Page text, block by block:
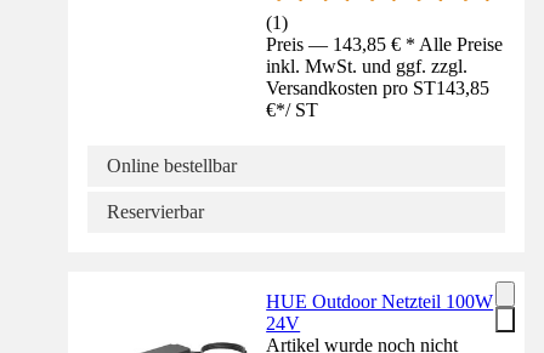
(1)
Preis — 143,85 € * Alle Preise
inkl. MwSt. und ggf. zzgl.
Versandkosten pro ST143,85
€*/ ST
Online bestellbar
Reservierbar
HUE Outdoor Netzteil 100W
24V
Artikel wurde noch nicht